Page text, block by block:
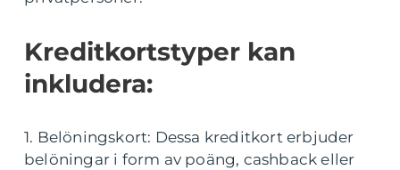
Kreditkortstyper kan
inkludera:
1. Belöningskort: Dessa kreditkort erbjuder
belöningar i form av poäng, cashback eller